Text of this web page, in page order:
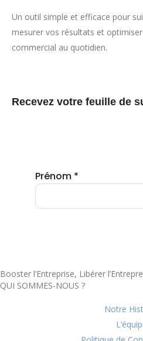
Un outil simple et efficace pour
mesurer vos résultats et
commercial au quotidien.
Recevez votre feuille de
Booster l’Entreprise, Libérer
QUI SOMMES-NOUS ?
Notre